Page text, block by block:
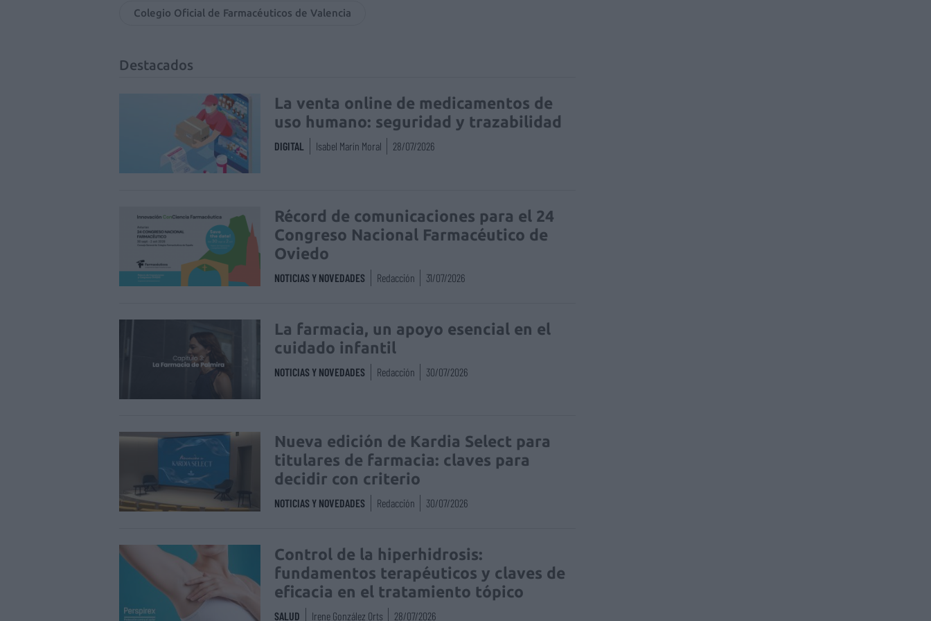
Colegio Oficial de Farmacéuticos de Valencia
Destacados
La venta online de medicamentos de
uso humano: seguridad y trazabilidad
DIGITAL Isabel Marín Moral 28/07/2026
Récord de comunicaciones para el 24
Congreso Nacional Farmacéutico de
Oviedo
NOTICIAS Y NOVEDADES Redacción 31/07/2026
La farmacia, un apoyo esencial en el
cuidado infantil
NOTICIAS Y NOVEDADES Redacción 30/07/2026
Nueva edición de Kardia Select para
titulares de farmacia: claves para
decidir con criterio
NOTICIAS Y NOVEDADES Redacción 30/07/2026
Control de la hiperhidrosis:
fundamentos terapéuticos y claves de
eficacia en el tratamiento tópico
SALUD Irene González Orts 28/07/2026